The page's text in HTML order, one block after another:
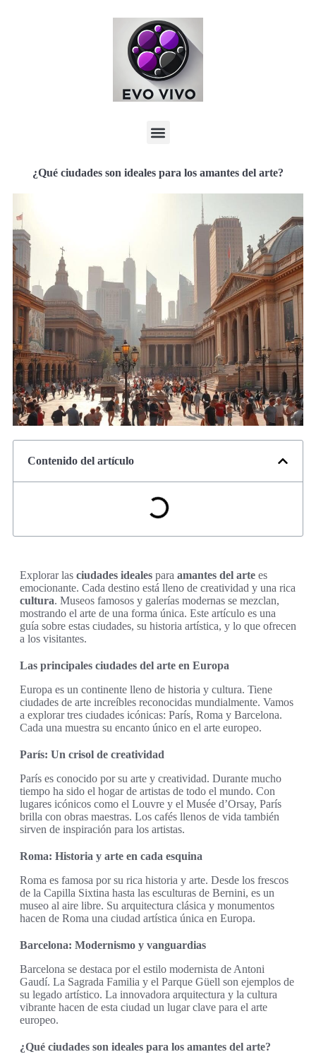
¿Qué ciudades son ideales para los amantes del arte?
Contenido del artículo
Explorar las ciudades ideales para amantes del arte es
emocionante. Cada destino está lleno de creatividad y una rica
cultura. Museos famosos y galerías modernas se mezclan,
mostrando el arte de una forma única. Este artículo es una
guía sobre estas ciudades, su historia artística, y lo que ofrecen
a los visitantes.
Las principales ciudades del arte en Europa
Europa es un continente lleno de historia y cultura. Tiene
ciudades de arte increíbles reconocidas mundialmente. Vamos
a explorar tres ciudades icónicas: París, Roma y Barcelona.
Cada una muestra su encanto único en el arte europeo.
París: Un crisol de creatividad
París es conocido por su arte y creatividad. Durante mucho
tiempo ha sido el hogar de artistas de todo el mundo. Con
lugares icónicos como el Louvre y el Musée d’Orsay, París
brilla con obras maestras. Los cafés llenos de vida también
sirven de inspiración para los artistas.
Roma: Historia y arte en cada esquina
Roma es famosa por su rica historia y arte. Desde los frescos
de la Capilla Sixtina hasta las esculturas de Bernini, es un
museo al aire libre. Su arquitectura clásica y monumentos
hacen de Roma una ciudad artística única en Europa.
Barcelona: Modernismo y vanguardias
Barcelona se destaca por el estilo modernista de Antoni
Gaudí. La Sagrada Familia y el Parque Güell son ejemplos de
su legado artístico. La innovadora arquitectura y la cultura
vibrante hacen de esta ciudad un lugar clave para el arte
europeo.
¿Qué ciudades son ideales para los amantes del arte?